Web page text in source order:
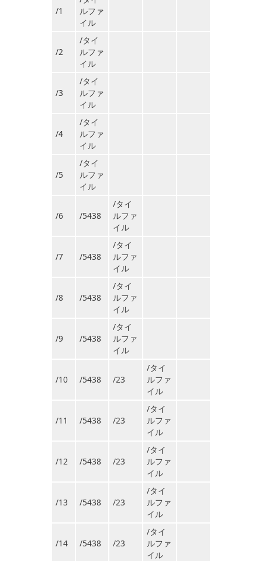
/1
ルファ
イル
/2
/タイ
ルファ
イル
/3
/タイ
ルファ
イル
/4
/タイ
ルファ
イル
/5
/タイ
ルファ
イル
/6 /5438
/タイ
ルファ
イル
/7 /5438
/タイ
ルファ
イル
/8 /5438
/タイ
ルファ
イル
/9 /5438
/タイ
ルファ
イル
/10 /5438 /23
/タイ
ルファ
イル
/11 /5438 /23
/タイ
ルファ
イル
/12 /5438 /23
/タイ
ルファ
イル
/13 /5438 /23
/タイ
ルファ
イル
/14 /5438 /23
/タイ
ルファ
イル